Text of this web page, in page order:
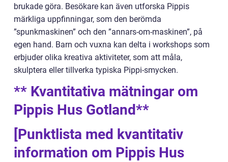
brukade göra. Besökare kan även utforska Pippis
märkliga uppfinningar, som den berömda
”spunkmaskinen” och den ”annars-om-maskinen”, på
egen hand. Barn och vuxna kan delta i workshops som
erbjuder olika kreativa aktiviteter, som att måla,
skulptera eller tillverka typiska Pippi-smycken.
** Kvantitativa mätningar om
Pippis Hus Gotland**
[Punktlista med kvantitativ
information om Pippis Hus